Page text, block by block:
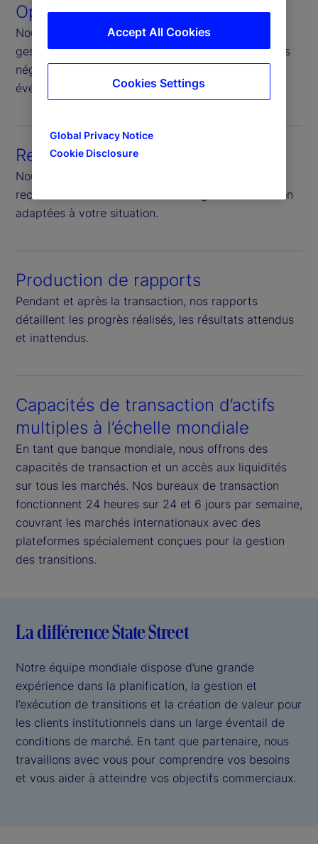
Opérations
Nous coordonnons les actions avec le client, les
gestionnaires d’investissement, les dépositaires, les
négociants et les autres parties pour assurer un
événement de transition sans heurts.
Recherche
Nous nous appuyons sur notre équipe d’experts en
recherche et concevons des stratégies de transition
adaptées à votre situation.
Production de rapports
Pendant et après la transaction, nos rapports
détaillent les progrès réalisés, les résultats attendus
et inattendus.
Capacités de transaction d’actifs
multiples à l’échelle mondiale
En tant que banque mondiale, nous offrons des
capacités de transaction et un accès aux liquidités
sur tous les marchés. Nos bureaux de transaction
fonctionnent 24 heures sur 24 et 6 jours par semaine,
couvrant les marchés internationaux avec des
plateformes spécialement conçues pour la gestion
des transitions.
La différence State Street
Notre équipe mondiale dispose d’une grande
expérience dans la planification, la gestion et
l’exécution de transitions et la création de valeur pour
les clients institutionnels dans un large éventail de
conditions de marché. En tant que partenaire, nous
travaillons avec vous pour comprendre vos besoins
et vous aider à atteindre vos objectifs commerciaux.
Global Privacy Notice
Cookie Disclosure
Accept All Cookies
Cookies Settings